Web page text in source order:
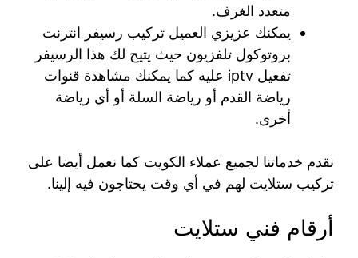
متعدد الغرف.
يمكنك عزيزي العميل تركيب رسيفر انترنت
بروتوكول تلفزيون حيث يتيح لك هذا الرسيفر
تفعيل iptv عليه كما يمكنك مشاهدة قنوات
رياضة القدم أو رياضة السلة أو أي رياضة
أخرى.
نقدم خدماتنا لجميع عملاء الكويت كما نعمل أيضا على
تركيب ستلايت لهم في أي وقت يحتاجون فيه إلينا.
أرقام فني ستلايت